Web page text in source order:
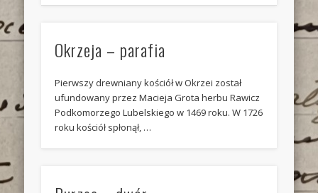
Okrzeja – parafia
Pierwszy drewniany kościół w Okrzei został
ufundowany przez Macieja Grota herbu Rawicz
Podkomorzego Lubelskiego w 1469 roku. W 1726
roku kościół spłonął, …